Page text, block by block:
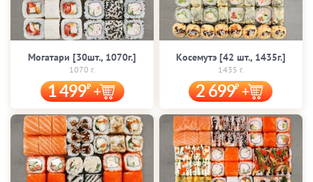
Могатари [30шт., 1070г.]
1070 г.
1 499
Косемутэ [42 шт., 1435г.]
1435 г.
2 699